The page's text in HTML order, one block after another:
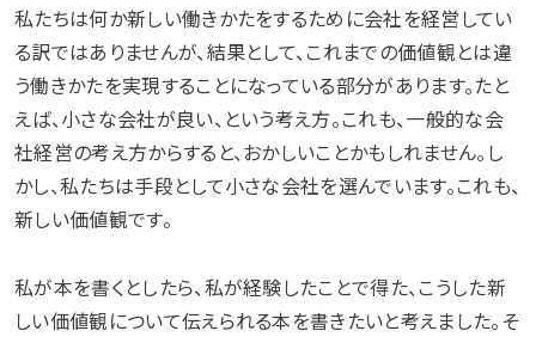
私たちは何か新しい働きかたをするために会社を経営してい
る訳ではありませんが、結果として、これまでの価値観とは違
う働きかたを実現することになっている部分があります。たと
えば、小さな会社が良い、という考え方。これも、一般的な会
社経営の考え方からすると、おかしいことかもしれません。し
かし、私たちは手段として小さな会社を選んでいます。これも、
新しい価値観です。
私が本を書くとしたら、私が経験したことで得た、こうした新
しい価値観について伝えられる本を書きたいと考えました。そ